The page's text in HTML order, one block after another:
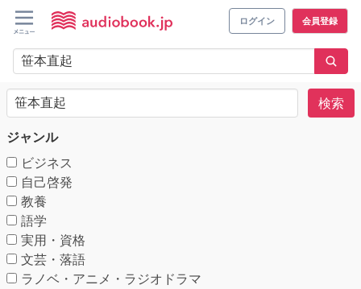
ログイン 会員登録
検索
ジャンル
ビジネス
自己啓発
教養
語学
実用・資格
文芸・落語
ラノベ・アニメ・ラジオドラマ